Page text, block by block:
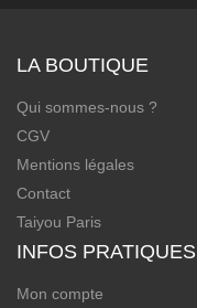
LA BOUTIQUE
Qui sommes-nous ?
CGV
Mentions légales
Contact
Taiyou Paris
INFOS PRATIQUES
Mon compte